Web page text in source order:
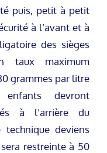
puis, petit à petit
à l’avant et à
des sièges
taux maximum
grammes par litre
devront
à l’arrière du
deviens
restreinte à 50